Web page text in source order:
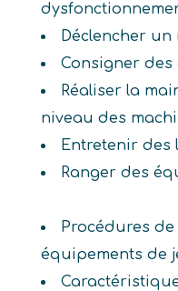
Déclencher
Consigner des
Réaliser la
niveau des
Entretenir des
Ranger des
Procédures
équipements de